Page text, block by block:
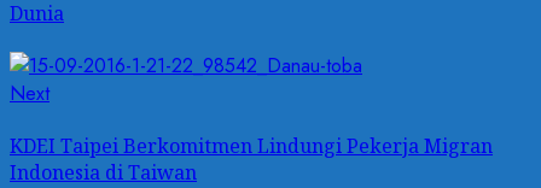
Dunia
NextNext
KDEI Taipei Berkomitmen Lindungi Pekerja Migran
Indonesia di Taiwan